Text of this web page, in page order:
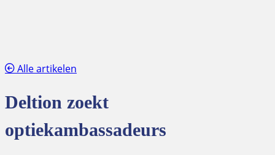
Alle artikelen
Deltion zoekt
optiekambassadeurs